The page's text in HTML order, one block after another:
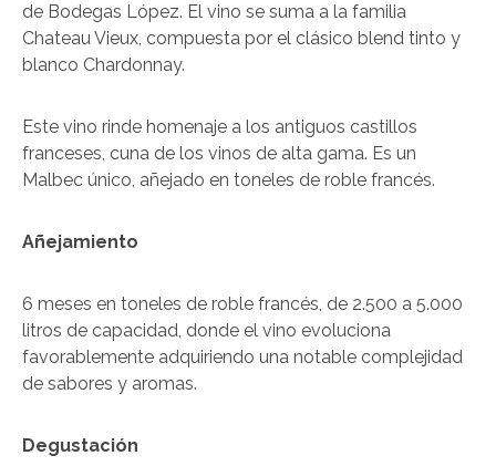
de Bodegas López. El vino se suma a la familia
Chateau Vieux, compuesta por el clásico blend tinto y
blanco Chardonnay.
Este vino rinde homenaje a los antiguos castillos
franceses, cuna de los vinos de alta gama. Es un
Malbec único, añejado en toneles de roble francés.
Añejamiento
6 meses en toneles de roble francés, de 2.500 a 5.000
litros de capacidad, donde el vino evoluciona
favorablemente adquiriendo una notable complejidad
de sabores y aromas.
Degustación